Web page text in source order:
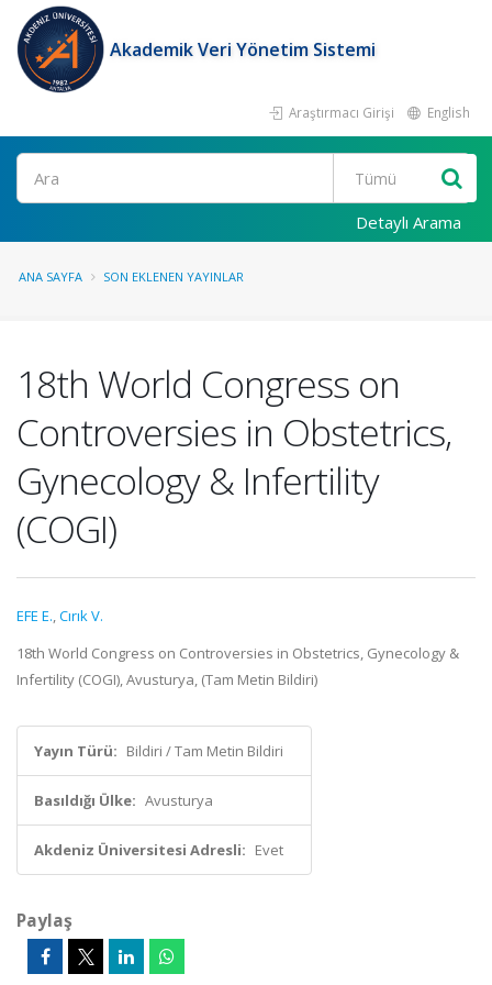
Akademik Veri Yönetim Sistemi
Araştırmacı Girişi English
Ara
Detaylı Arama
ANA SAYFA SON EKLENEN YAYINLAR
18th World Congress on
Controversies in Obstetrics,
Gynecology & Infertility
(COGI)
EFE E.,Cırık V.
18th World Congress on Controversies in Obstetrics, Gynecology &
Infertility (COGI), Avusturya, (Tam Metin Bildiri)
Yayın Türü: Bildiri / Tam Metin Bildiri
Basıldığı Ülke: Avusturya
Akdeniz Üniversitesi Adresli: Evet
Paylaş